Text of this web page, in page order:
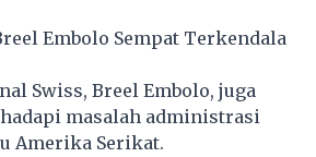
Embolo Sempat Terkendala
Swiss, Breel Embolo, juga
masalah administrasi
Amerika Serikat.